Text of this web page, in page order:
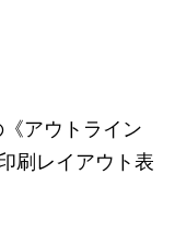
アウトライン
刷レイアウト表